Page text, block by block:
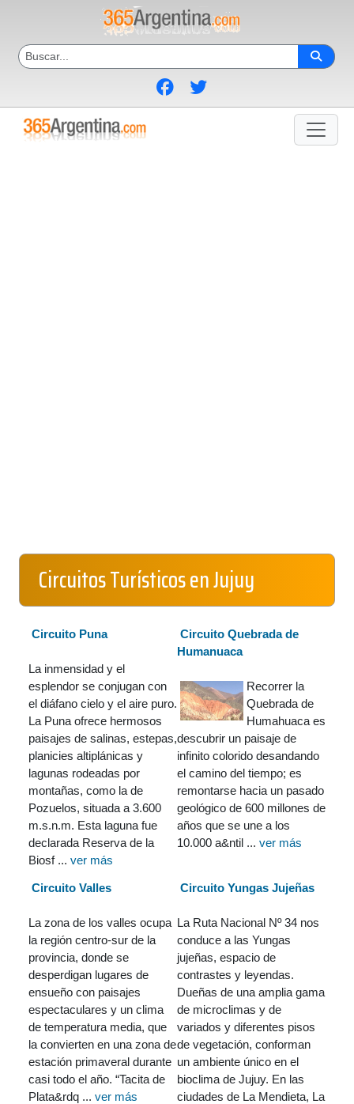
Circuitos Turísticos en Jujuy
Circuito Puna
La inmensidad y el
esplendor se conjugan con
el diáfano cielo y el aire puro.
La Puna ofrece hermosos
paisajes de salinas, estepas,
planicies altiplánicas y
lagunas rodeadas por
montañas, como la de
Pozuelos, situada a 3.600
m.s.n.m. Esta laguna fue
declarada Reserva de la
Biosf ... ver más
Circuito Quebrada de
Humanuaca
Recorrer la
Quebrada de
Humahuaca es
descubrir un paisaje de
infinito colorido desandando
el camino del tiempo; es
remontarse hacia un pasado
geológico de 600 millones de
años que se une a los
10.000 a&ntil ... ver más
Circuito Valles
La zona de los valles ocupa
la región centro-sur de la
provincia, donde se
desperdigan lugares de
ensueño con paisajes
espectaculares y un clima
de temperatura media, que
la convierten en una zona de
estación primaveral durante
casi todo el año. “Tacita de
Plata&rdq ... ver más
Circuito Yungas Jujeñas
La Ruta Nacional Nº 34 nos
conduce a las Yungas
jujeñas, espacio de
contrastes y leyendas.
Dueñas de una amplia gama
de microclimas y de
variados y diferentes pisos
de vegetación, conforman
un ambiente único en el
bioclima de Jujuy. En las
ciudades de La Mendieta, La